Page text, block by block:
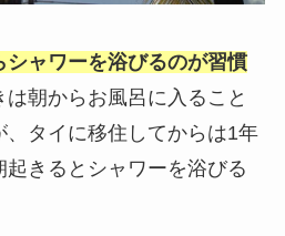
シャワーを浴びるのが習慣
朝からお風呂に入ること
、タイに移住してからは1年
きるとシャワーを浴びる